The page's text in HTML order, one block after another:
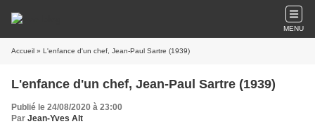
MENU
Accueil » L'enfance d'un chef, Jean-Paul Sartre (1939)
L'enfance d'un chef, Jean-Paul Sartre (1939)
Publié le 24/08/2020 à 23:00
Par Jean-Yves Alt